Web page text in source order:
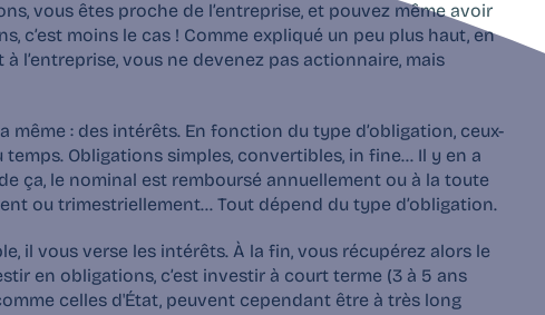
vous êtes proche de l’entreprise, et pouvez même avoir
, c’est moins le cas ! Comme expliqué un peu plus haut, en
à l’entreprise, vous ne devenez pas actionnaire, mais
même : des intérêts. En fonction du type d’obligation, ceux-
Obligations simples, convertibles, in fine… Il y en a
ça, le nominal est remboursé annuellement ou à la toute
ou trimestriellement… Tout dépend du type d’obligation.
il vous verse les intérêts. À la fin, vous récupérez alors le
en obligations, c’est investir à court terme (3 à 5 ans
celles d'État, peuvent cependant être à très long